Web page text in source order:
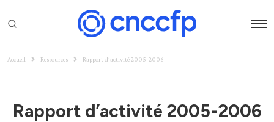
Accueil Ressources Rapport d’activité 2005-2006
Rapport d’activité 2005-2006